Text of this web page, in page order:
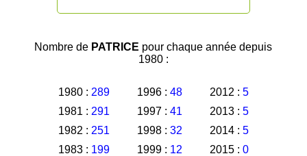
Nombre de PATRICE pour chaque année depuis
1980 :
1980 : 289
1981 : 291
1982 : 251
1983 : 199
1996 : 48
1997 : 41
1998 : 32
1999 : 12
2012 : 5
2013 : 5
2014 : 5
2015 : 0